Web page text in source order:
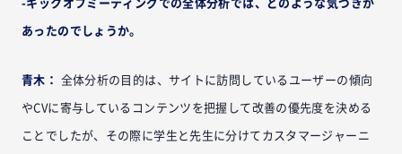
-キックオフミーティングでの全体分析では、どのような気づきが
あったのでしょうか。
青木： 全体分析の目的は、サイトに訪問しているユーザーの傾向
やCVに寄与しているコンテンツを把握して改善の優先度を決める
ことでしたが、その際に学生と先生に分けてカスタマージャーニ